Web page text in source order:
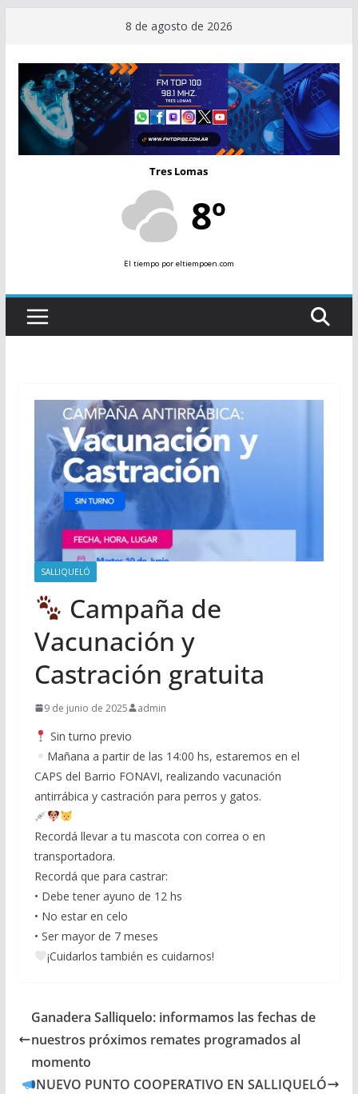
contenido
8 de agosto de 2026
Tres Lomas
8º
El tiempopor eltiempoen.com
SALLIQUELÓ
Campaña de
Vacunación y
Castración gratuita
9 de junio de 2025 admin
Sin turno previo
Mañana a partir de las 14:00 hs, estaremos en el
CAPS del Barrio FONAVI, realizando vacunación
antirrábica y castración para perros y gatos.
Recordá llevar a tu mascota con correa o en
transportadora.
Recordá que para castrar:
• Debe tener ayuno de 12 hs
• No estar en celo
• Ser mayor de 7 meses
¡Cuidarlos también es cuidarnos!
Ganadera Salliquelo: informamos las fechas de
nuestros próximos remates programados al
momento
NUEVO PUNTO COOPERATIVO EN SALLIQUELÓ